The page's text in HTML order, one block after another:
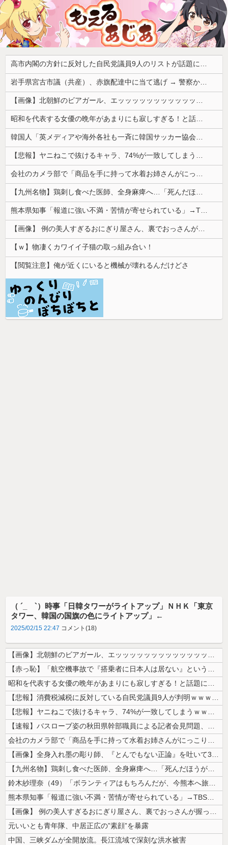
高市内閣の方針に反対した自民党議員9人のリストが話題に、「岩屋はどこへ行った？」との指摘もあるが……
岩手県宮古市議（共産）、赤旗配達中に当て逃げ → 警察から連絡が来て宮古署を訪れ事情聴取
【画像】北朝鮮のビアガール、エッッッッッッッッッッッッッッッッッ！
昭和を代表する女優の晩年があまりにも寂しすぎる！と話題に、自身の子供を餓死する寸前までネグレクトした挙句……
韓国人「英メディアや海外各社も一斉に韓国サッカー協会を巡る過去の不祥事を報道！」→「国際的な信用失墜の危機‥」
【悲報】ヤニねこで抜けるキャラ、74%が一致してしまうｗｗｗｗｗ
会社のカメラ部で「商品を手に持って水着お姉さんがにっこり」を撮影、だがお姉さんは素人アルバイトで親バレした結果……
【九州名物】鶏刺し食べた医師、全身麻痺へ…「死んだほうが良かったと思っていた」
熊本県知事「報道に強い不満・苦情が寄せられている」→TBSの報道特集がまさにそれな件
【画像】 例の美人すぎるおにぎり屋さん、裏でおっさんが握っていたｗｗｗｗｗｗｗｗｗｗｗｗｗｗｗｗｗ
【ｗ】物凄くカワイイ子猫の取っ組み合い！
【閲覧注意】俺が近くにいると機械が壊れるんだけどさ
（ ´_ゝ`）時事「日韓タワーがライトアップ」ＮＨＫ「東京
タワー、韓国の国旗の色にライトアップ」←
2025/02/15 22:47 コメント(18)
【画像】北朝鮮のビアガール、エッッッッッッッッッッッッッッッッッ！
【赤っ恥】「航空機事故で『搭乗者に日本人は居ない』という発表は嫌い。人...
昭和を代表する女優の晩年があまりにも寂しすぎる！と話題に、自身の子供を...
【悲報】消費税減税に反対している自民党議員9人が判明ｗｗｗｗｗｗ
【悲報】ヤニねこで抜けるキャラ、74%が一致してしまうｗｗｗｗｗ
【速報】バスローブ姿の秋田県幹部職員による記者会見問題、ラブホテルから...
会社のカメラ部で「商品を手に持って水着お姉さんがにっこり」を撮影、だが...
【画像】全身入れ墨の彫り師、『とんでもない正論』を吐いて30万再生され...
【九州名物】鶏刺し食べた医師、全身麻痺へ…「死んだほうが良かったと思っ...
鈴木紗理奈（49）「ボランティアはもちろんだが、今熊本へ旅行に行くこと...
熊本県知事「報道に強い不満・苦情が寄せられている」→TBSの報道特集が...
【画像】 例の美人すぎるおにぎり屋さん、裏でおっさんが握っていたｗｗｗ...
元いいとも青年隊、中居正広の”素顔”を暴露
中国、三峡ダムが全開放流。長江流域で深刻な洪水被害